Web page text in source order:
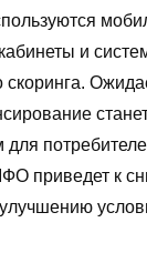
и
приведет к